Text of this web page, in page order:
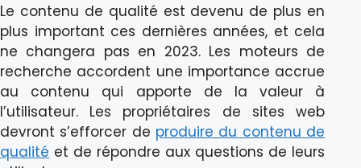
Le contenu de qualité est devenu de plus en
plus important ces dernières années, et cela
ne changera pas en 2023. Les moteurs de
recherche accordent une importance accrue
au contenu qui apporte de la valeur à
l’utilisateur. Les propriétaires de sites web
devront s’efforcer de produire du contenu de
qualité et de répondre aux questions de leurs